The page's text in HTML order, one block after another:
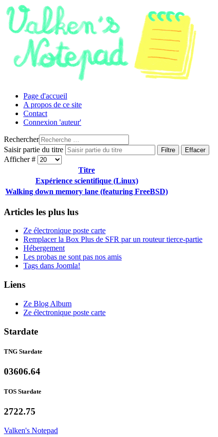
Page d'accueil
A propos de ce site
Contact
Connexion 'auteur'
Rechercher
Saisir partie du titre
Filtre Effacer
Afficher #
Titre
Expérience scientifique (Linux)
Walking down memory lane (featuring FreeBSD)
Articles les plus lus
Ze électronique poste carte
Remplacer la Box Plus de SFR par un routeur tierce-partie
Hébergement
Les probas ne sont pas nos amis
Tags dans Joomla!
Liens
Ze Blog Album
Ze électronique poste carte
Stardate
TNG Stardate
03606.64
TOS Stardate
2722.75
Valken's Notepad